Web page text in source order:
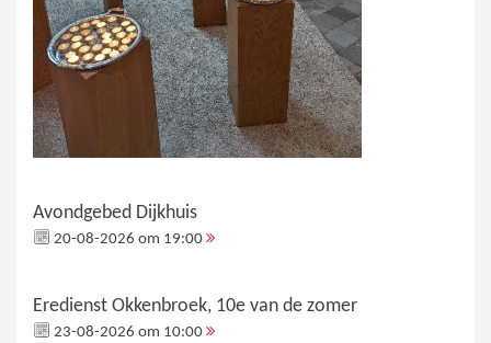
Avondgebed Dijkhuis
20-08-2026 om 19:00
Eredienst Okkenbroek, 10e van de zomer
23-08-2026 om 10:00